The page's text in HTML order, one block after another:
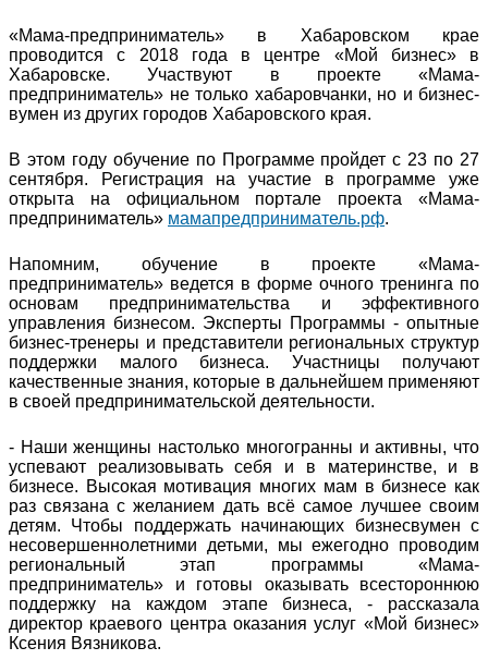
«Мама-предприниматель» в Хабаровском крае
проводится с 2018 года в центре «Мой бизнес» в
Хабаровске. Участвуют в проекте «Мама-
предприниматель» не только хабаровчанки, но и бизнес-
вумен из других городов Хабаровского края.
В этом году обучение по Программе пройдет с 23 по 27
сентября. Регистрация на участие в программе уже
открыта на официальном портале проекта «Мама-
предприниматель» мамапредприниматель.рф.
Напомним, обучение в проекте «Мама-
предприниматель» ведется в форме очного тренинга по
основам предпринимательства и эффективного
управления бизнесом. Эксперты Программы - опытные
бизнес-тренеры и представители региональных структур
поддержки малого бизнеса. Участницы получают
качественные знания, которые в дальнейшем применяют
в своей предпринимательской деятельности.
- Наши женщины настолько многогранны и активны, что
успевают реализовывать себя и в материнстве, и в
бизнесе. Высокая мотивация многих мам в бизнесе как
раз связана с желанием дать всё самое лучшее своим
детям. Чтобы поддержать начинающих бизнесвумен с
несовершеннолетними детьми, мы ежегодно проводим
региональный этап программы «Мама-
предприниматель» и готовы оказывать всестороннюю
поддержку на каждом этапе бизнеса, - рассказала
директор краевого центра оказания услуг «Мой бизнес»
Ксения Вязникова.